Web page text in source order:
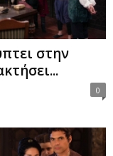
στην
0